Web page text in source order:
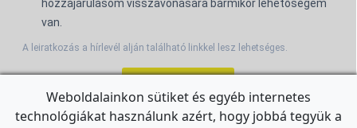
hozzájárulásom visszavonására bármikor lehetőségem
van.
A leiratkozás a hírlevél alján található linkkel lesz lehetséges.
Weboldalainkon sütiket és egyéb internetes
technológiákat használunk azért, hogy jobbá tegyük a